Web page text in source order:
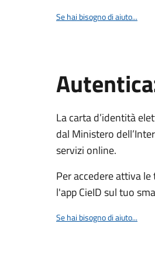
Se hai bisogno di aiuto...
La carta d’identità
dal Ministero
servizi online.
Per accedere attiva
l'app CieID sul tuo
Se hai bisogno di aiuto...